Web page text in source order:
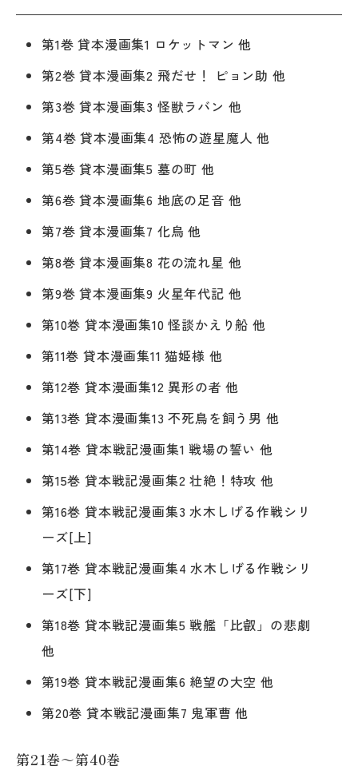
第1巻 貸本漫画集1 ロケットマン 他
第2巻 貸本漫画集2 飛だせ！ ピョン助 他
第3巻 貸本漫画集3 怪獣ラバン 他
第4巻 貸本漫画集4 恐怖の遊星魔人 他
第5巻 貸本漫画集5 墓の町 他
第6巻 貸本漫画集6 地底の足音 他
第7巻 貸本漫画集7 化烏 他
第8巻 貸本漫画集8 花の流れ星 他
第9巻 貸本漫画集9 火星年代記 他
第10巻 貸本漫画集10 怪談かえり船 他
第11巻 貸本漫画集11 猫姫様 他
第12巻 貸本漫画集12 異形の者 他
第13巻 貸本漫画集13 不死鳥を飼う男 他
第14巻 貸本戦記漫画集1 戦場の誓い 他
第15巻 貸本戦記漫画集2 壮絶！特攻 他
第16巻 貸本戦記漫画集3 水木しげる作戦シリ
ーズ[上]
第17巻 貸本戦記漫画集4 水木しげる作戦シリ
ーズ[下]
第18巻 貸本戦記漫画集5 戦艦「比叡」の悲劇
他
第19巻 貸本戦記漫画集6 絶望の大空 他
第20巻 貸本戦記漫画集7 鬼軍曹 他
第21巻～第40巻